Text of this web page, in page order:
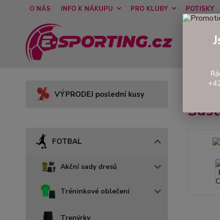
O NÁS INFO K NÁKUPU PRO KLUBY POTISKY
VÝPRODEJ poslední kusy
FOTBAL
Akční sady dresů
Tréninkové oblečení
Trenýrky